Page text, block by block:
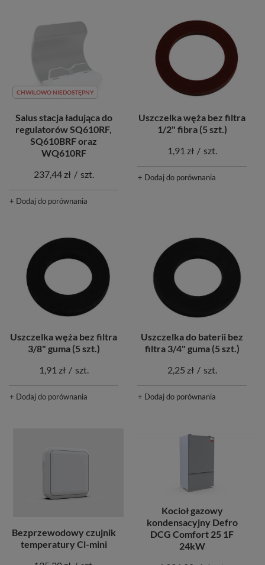
CHWILOWO NIEDOSTĘPNY
Salus stacja ładująca do
regulatorów SQ610RF,
SQ610BRF oraz
WQ610RF
237,44 zł / szt.
+ Dodaj do porównania
Uszczelka węża bez filtra
1/2" fibra (5 szt.)
1,91 zł / szt.
+ Dodaj do porównania
Uszczelka węża bez filtra
3/8" guma (5 szt.)
1,91 zł / szt.
+ Dodaj do porównania
Uszczelka do baterii bez
filtra 3/4" guma (5 szt.)
2,25 zł / szt.
+ Dodaj do porównania
Bezprzewodowy czujnik
temperatury Cl-mini
Kocioł gazowy
kondensacyjny Defro
DCG Comfort 25 1F
24kW